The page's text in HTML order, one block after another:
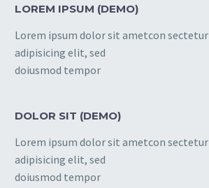
LOREM IPSUM (DEMO)
Lorem ipsum dolor sit ametcon sectetur
adipisicing elit, sed
doiusmod tempor
DOLOR SIT (DEMO)
Lorem ipsum dolor sit ametcon sectetur
adipisicing elit, sed
doiusmod tempor